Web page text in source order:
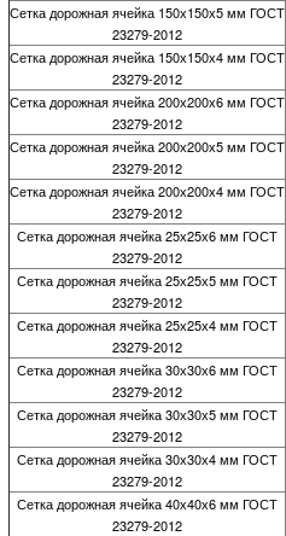
Сетка дорожная ячейка 150х150х5 мм ГОСТ
23279-2012
Сетка дорожная ячейка 150х150х4 мм ГОСТ
23279-2012
Сетка дорожная ячейка 200х200х6 мм ГОСТ
23279-2012
Сетка дорожная ячейка 200х200х5 мм ГОСТ
23279-2012
Сетка дорожная ячейка 200х200х4 мм ГОСТ
23279-2012
Сетка дорожная ячейка 25х25х6 мм ГОСТ
23279-2012
Сетка дорожная ячейка 25х25х5 мм ГОСТ
23279-2012
Сетка дорожная ячейка 25х25х4 мм ГОСТ
23279-2012
Сетка дорожная ячейка 30х30х6 мм ГОСТ
23279-2012
Сетка дорожная ячейка 30х30х5 мм ГОСТ
23279-2012
Сетка дорожная ячейка 30х30х4 мм ГОСТ
23279-2012
Сетка дорожная ячейка 40х40х6 мм ГОСТ
23279-2012